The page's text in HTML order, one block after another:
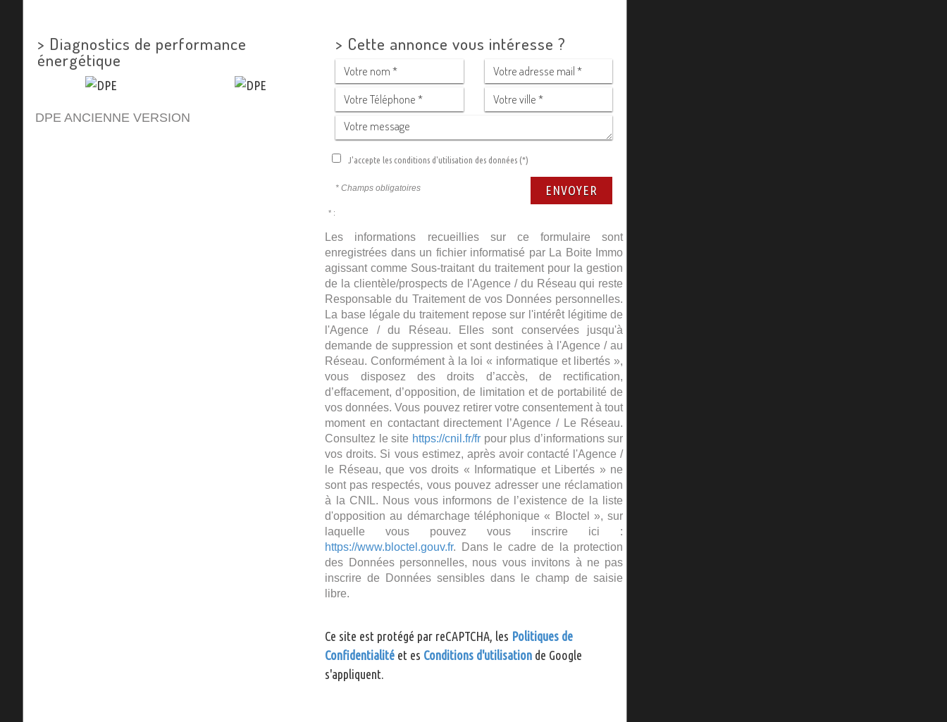
> Diagnostics de performance
énergétique
DPE ANCIENNE VERSION
> Cette annonce vous intéresse ?
J'accepte les conditions d'utilisation des données (*)
* Champs obligatoires ENVOYER
* :
Les informations recueillies sur ce formulaire sont
enregistrées dans un fichier informatisé par La Boite Immo
agissant comme Sous-traitant du traitement pour la gestion
de la clientèle/prospects de l'Agence / du Réseau qui reste
Responsable du Traitement de vos Données personnelles.
La base légale du traitement repose sur l'intérêt légitime de
l'Agence / du Réseau. Elles sont conservées jusqu'à
demande de suppression et sont destinées à l'Agence / au
Réseau. Conformément à la loi « informatique et libertés »,
vous disposez des droits d’accès, de rectification,
d’effacement, d’opposition, de limitation et de portabilité de
vos données. Vous pouvez retirer votre consentement à tout
moment en contactant directement l’Agence / Le Réseau.
Consultez le site https://cnil.fr/frpour plus d’informations sur
vos droits. Si vous estimez, après avoir contacté l'Agence /
le Réseau, que vos droits « Informatique et Libertés » ne
sont pas respectés, vous pouvez adresser une réclamation
à la CNIL. Nous vous informons de l’existence de la liste
d'opposition au démarchage téléphonique « Bloctel », sur
laquelle vous pouvez vous inscrire ici :
https://www.bloctel.gouv.fr. Dans le cadre de la protection
des Données personnelles, nous vous invitons à ne pas
inscrire de Données sensibles dans le champ de saisie
libre.
Ce site est protégé par reCAPTCHA, les Politiques de
Confidentialité et es Conditions d'utilisation de Google
s'appliquent.